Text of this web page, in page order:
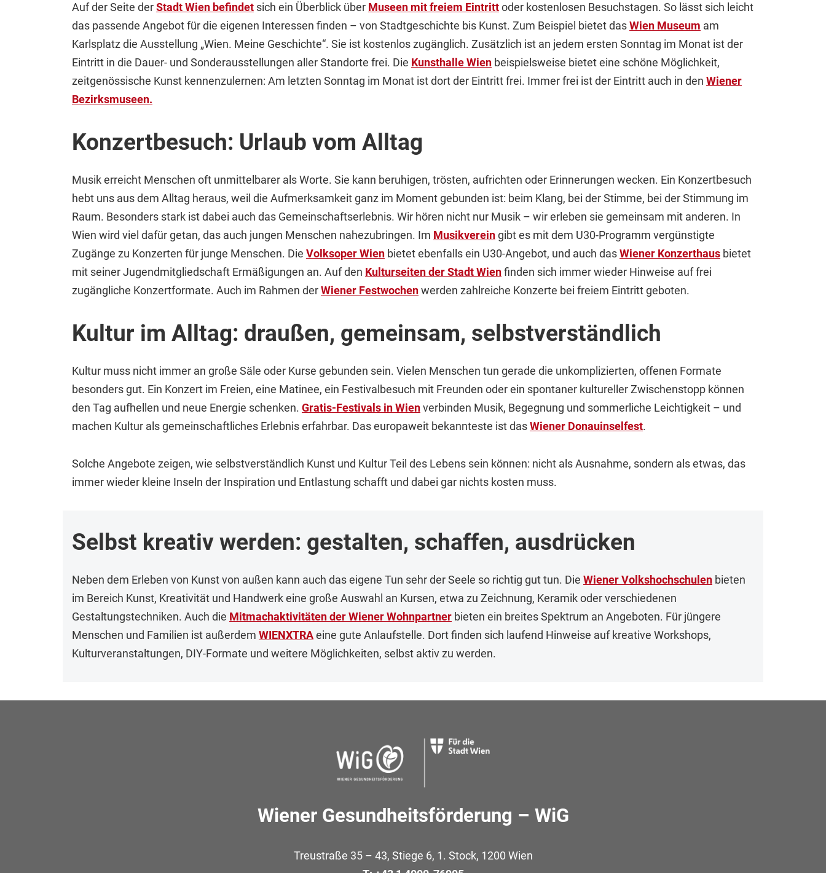
Auf der Seite derStadt Wien befindet sich ein Überblick über Museen mit freiem Eintrittoder kostenlosen Besuchstagen. So lässt sich leicht
das passende Angebot für die eigenen Interessen finden – von Stadtgeschichte bis Kunst. Zum Beispiel bietet dasWien Museum am
Karlsplatz die Ausstellung „Wien. Meine Geschichte“. Sie ist kostenlos zugänglich. Zusätzlich ist an jedem ersten Sonntag im Monat ist der
Eintritt in die Dauer- und Sonderausstellungen aller Standorte frei. Die Kunsthalle Wien beispielsweise bietet eine schöne Möglichkeit,
zeitgenössische Kunst kennenzulernen: Am letzten Sonntag im Monat ist dort der Eintritt frei. Immer frei ist der Eintritt auch in den Wiener
Bezirksmuseen.
Konzertbesuch: Urlaub vom Alltag
Musik erreicht Menschen oft unmittelbarer als Worte. Sie kann beruhigen, trösten, aufrichten oder Erinnerungen wecken. Ein Konzertbesuch
hebt uns aus dem Alltag heraus, weil die Aufmerksamkeit ganz im Moment gebunden ist: beim Klang, bei der Stimme, bei der Stimmung im
Raum. Besonders stark ist dabei auch das Gemeinschaftserlebnis. Wir hören nicht nur Musik – wir erleben sie gemeinsam mit anderen. In
Wien wird viel dafür getan, das auch jungen Menschen nahezubringen. Im Musikvereingibt es mit dem U30-Programm vergünstigte
Zugänge zu Konzerten für junge Menschen. Die Volksoper Wien bietet ebenfalls ein U30-Angebot, und auch dasWiener Konzerthaus bietet
mit seiner Jugendmitgliedschaft Ermäßigungen an. Auf den Kulturseiten der Stadt Wienfinden sich immer wieder Hinweise auf frei
zugängliche Konzertformate. Auch im Rahmen derWiener Festwochenwerden zahlreiche Konzerte bei freiem Eintritt geboten.
Kultur im Alltag: draußen, gemeinsam, selbstverständlich
Kultur muss nicht immer an große Säle oder Kurse gebunden sein. Vielen Menschen tun gerade die unkomplizierten, offenen Formate
besonders gut. Ein Konzert im Freien, eine Matinee, ein Festivalbesuch mit Freunden oder ein spontaner kultureller Zwischenstopp können
den Tag aufhellen und neue Energie schenken. Gratis-Festivals in Wienverbinden Musik, Begegnung und sommerliche Leichtigkeit – und
machen Kultur als gemeinschaftliches Erlebnis erfahrbar. Das europaweit bekannteste ist dasWiener Donauinselfest.
Solche Angebote zeigen, wie selbstverständlich Kunst und Kultur Teil des Lebens sein können: nicht als Ausnahme, sondern als etwas, das
immer wieder kleine Inseln der Inspiration und Entlastung schafft und dabei gar nichts kosten muss.
Selbst kreativ werden: gestalten, schaffen, ausdrücken
Neben dem Erleben von Kunst von außen kann auch das eigene Tun sehr der Seele so richtig gut tun. Die Wiener Volkshochschulen bieten
im Bereich Kunst, Kreativität und Handwerk eine große Auswahl an Kursen, etwa zu Zeichnung, Keramik oder verschiedenen
Gestaltungstechniken. Auch die Mitmachaktivitäten der Wiener Wohnpartner bieten ein breites Spektrum an Angeboten. Für jüngere
Menschen und Familien ist außerdem WIENXTRAeine gute Anlaufstelle. Dort finden sich laufend Hinweise auf kreative Workshops,
Kulturveranstaltungen, DIY-Formate und weitere Möglichkeiten, selbst aktiv zu werden.
Wiener Gesundheitsförderung – WiG
Treustraße 35 – 43, Stiege 6, 1. Stock, 1200 Wien